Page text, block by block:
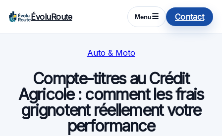
ÉvoluRoute Menu☰ Contact
Auto & Moto
Compte-titres au Crédit
Agricole : comment les frais
grignotent réellement votre
performance